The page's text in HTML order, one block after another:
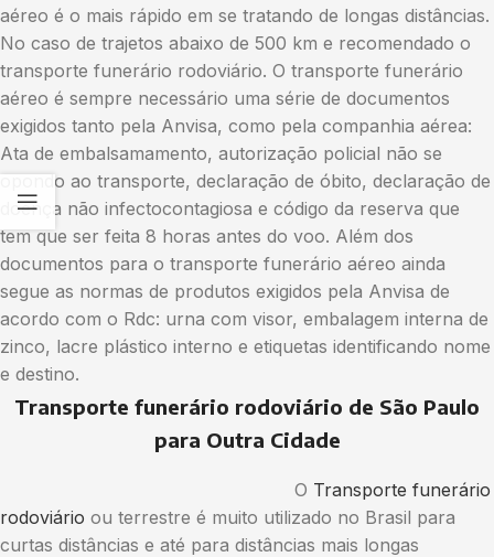
aéreo é o mais rápido em se tratando de longas distâncias.
No caso de trajetos abaixo de 500 km e recomendado o
transporte funerário rodoviário. O transporte funerário
aéreo é sempre necessário uma série de documentos
exigidos tanto pela Anvisa, como pela companhia aérea:
Ata de embalsamamento, autorização policial não se
opondo ao transporte, declaração de óbito, declaração de
doença não infectocontagiosa e código da reserva que
tem que ser feita 8 horas antes do voo. Além dos
documentos para o transporte funerário aéreo ainda
segue as normas de produtos exigidos pela Anvisa de
acordo com o Rdc: urna com visor, embalagem interna de
zinco, lacre plástico interno e etiquetas identificando nome
e destino.
Transporte funerário rodoviário de São Paulo
para Outra Cidade
O Transporte funerário
rodoviário ou terrestre é muito utilizado no Brasil para
curtas distâncias e até para distâncias mais longas